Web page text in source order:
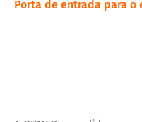
Porta de entrada para o